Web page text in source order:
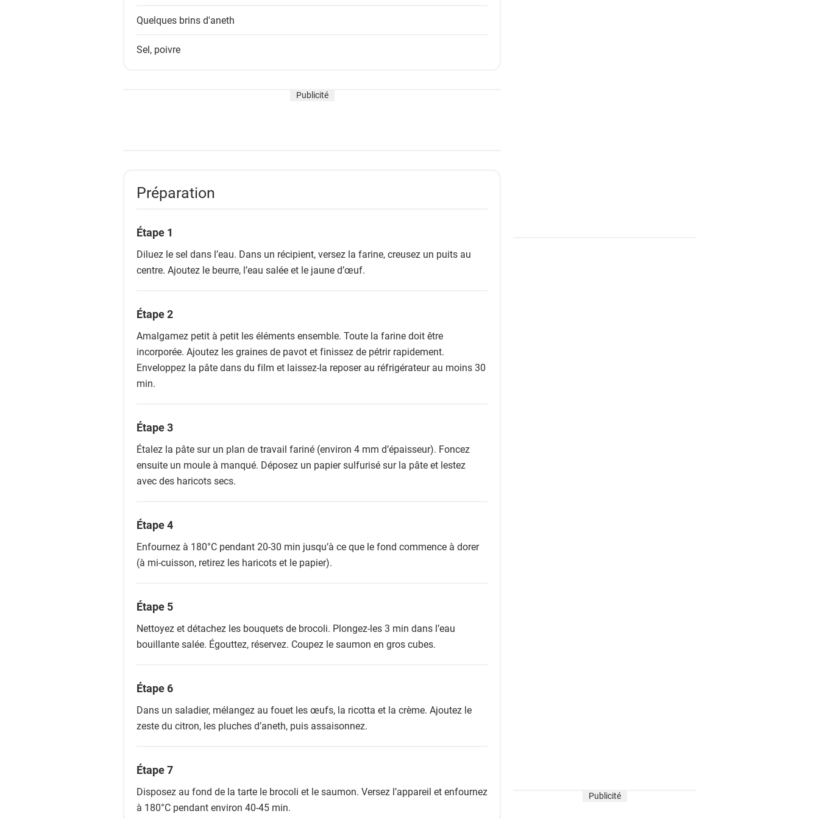
Quelques brinsd'aneth
Sel, poivre
Publicité
Préparation
Étape 1
Diluez le sel dans l’eau. Dans un récipient, versez la farine, creusez un puits au
centre. Ajoutez le beurre, l’eau salée et le jaune d’œuf.
Étape 2
Amalgamez petit à petit les éléments ensemble. Toute la farine doit être
incorporée. Ajoutez les graines de pavot et finissez de pétrir rapidement.
Enveloppez la pâte dans du film et laissez-la reposer au réfrigérateur au moins 30
min.
Étape 3
Étalez la pâte sur un plan de travail fariné (environ 4 mm d’épaisseur). Foncez
ensuite un moule à manqué. Déposez un papier sulfurisé sur la pâte et lestez
avec des haricots secs.
Étape 4
Enfournez à 180°C pendant 20-30 min jusqu’à ce que le fond commence à dorer
(à mi-cuisson, retirez les haricots et le papier).
Étape 5
Nettoyez et détachez les bouquets de brocoli. Plongez-les 3 min dans l’eau
bouillante salée. Égouttez, réservez. Coupez le saumon en gros cubes.
Étape 6
Dans un saladier, mélangez au fouet les œufs, la ricotta et la crème. Ajoutez le
zeste du citron, les pluches d’aneth, puis assaisonnez.
Étape 7
Disposez au fond de la tarte le brocoli et le saumon. Versez l’appareil et enfournez
à 180°C pendant environ 40-45 min.
Publicité